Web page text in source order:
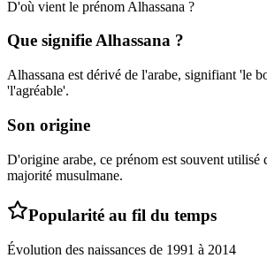
D'où vient le prénom Alhassana ?
Que signifieAlhassana ?
Alhassana est dérivé de l'arabe, signifiant 'le
'l'agréable'.
Son origine
D'origine arabe, ce prénom est souvent utilisé
majorité musulmane.
Popularité au fil du temps
Évolution des naissances de 1991 à 2014